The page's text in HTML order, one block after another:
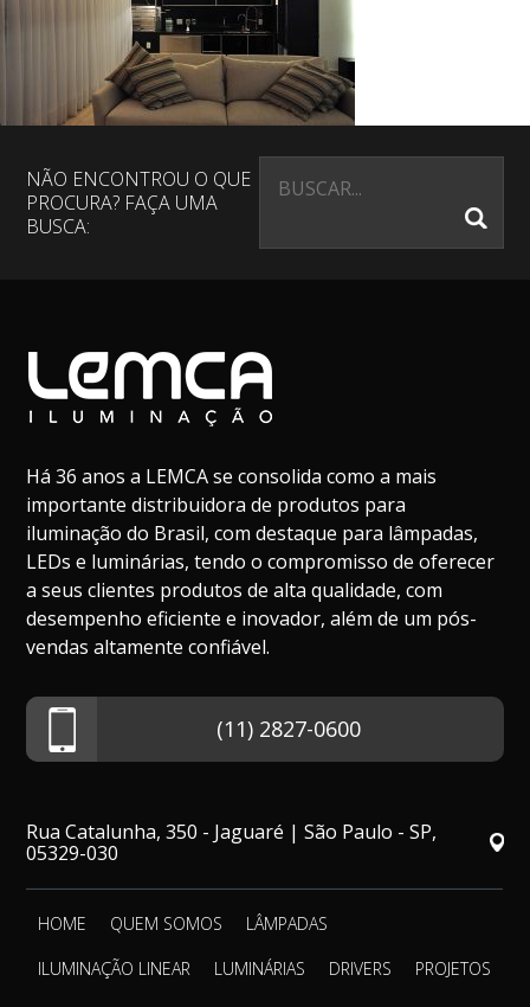
NÃO ENCONTROU O QUE
PROCURA? FAÇA UMA
BUSCA:
Há 36 anos a LEMCA se consolida como a mais
importante distribuidora de produtos para
iluminação do Brasil, com destaque para lâmpadas,
LEDs e luminárias, tendo o compromisso de oferecer
a seus clientes produtos de alta qualidade, com
desempenho eficiente e inovador, além de um pós-
vendas altamente confiável.
(11) 2827-0600
Rua Catalunha, 350 - Jaguaré | São Paulo - SP,
05329-030
HOME QUEM SOMOS
LÂMPADAS
ILUMINAÇÃO LINEAR
LUMINÁRIAS DRIVERS
PROJETOS